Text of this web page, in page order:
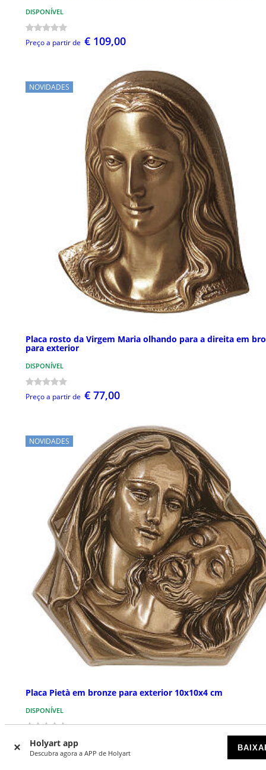
Holyart app
Descubra agora a APP de Holyart
DISPONÍVEL
Preço a partir de € 109,00
NOVIDADES
Placa rosto da Virgem Maria olhando para a direita em
para exterior
DISPONÍVEL
Preço a partir de € 77,00
NOVIDADES
Placa Pietà em bronze para exterior 10x10x4 cm
DISPONÍVEL
€ 70,00